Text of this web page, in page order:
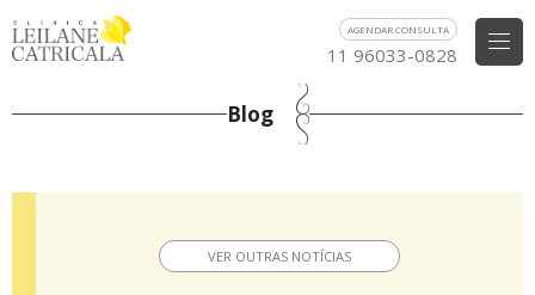
AGENDAR CONSULTA
11 96033-0828
Blog
VER OUTRAS NOTÍCIAS